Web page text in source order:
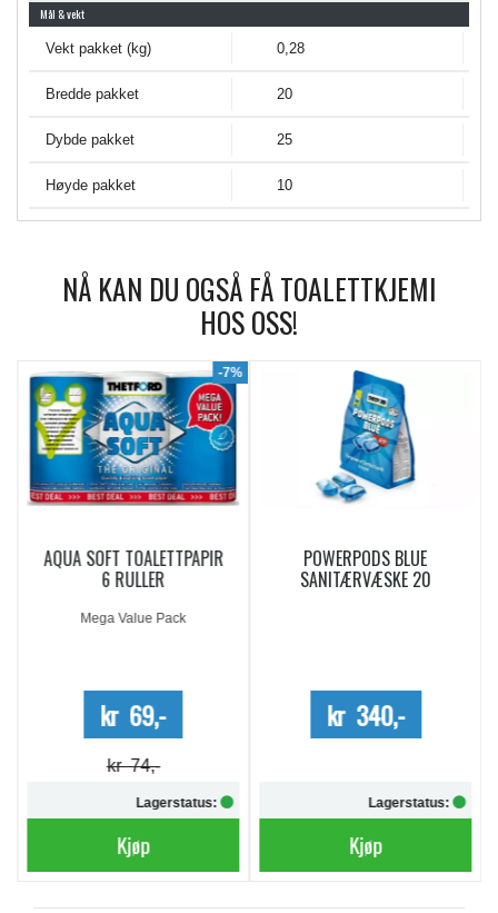
Mål & vekt
Vekt pakket (kg) 0,28
Bredde pakket 20
Dybde pakket 25
Høyde pakket 10
NÅ KAN DU OGSÅ FÅ TOALETTKJEMI
HOS OSS!
-7%
AQUA SOFT TOALETTPAPIR
6 RULLER
Mega Value Pack
kr 69,-
kr 74,-
Lagerstatus:
Kjøp
POWERPODS BLUE
SANITÆRVÆSKE 20
kr 340,-
Lagerstatus:
Kjøp